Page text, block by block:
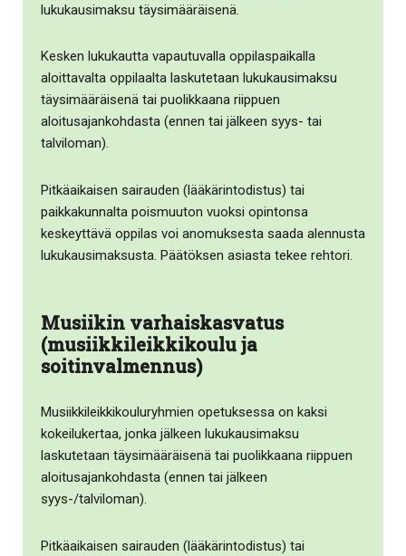
lukukausimaksu täysimääräisenä.
Kesken lukukautta vapautuvalla oppilaspaikalla
aloittavalta oppilaalta laskutetaan lukukausimaksu
täysimääräisenä tai puolikkaana riippuen
aloitusajankohdasta (ennen tai jälkeen syys- tai
talviloman).
Pitkäaikaisen sairauden (lääkärintodistus) tai
paikkakunnalta poismuuton vuoksi opintonsa
keskeyttävä oppilas voi anomuksesta saada alennusta
lukukausimaksusta. Päätöksen asiasta tekee rehtori.
Musiikin varhaiskasvatus
(musiikkileikkikoulu ja
soitinvalmennus)
Musiikkileikkikouluryhmien opetuksessa on kaksi
kokeilukertaa, jonka jälkeen lukukausimaksu
laskutetaan täysimääräisenä tai puolikkaana riippuen
aloitusajankohdasta (ennen tai jälkeen
syys-/talviloman).
Pitkäaikaisen sairauden (lääkärintodistus) tai